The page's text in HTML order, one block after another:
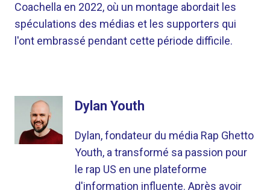
Coachella en 2022, où un montage abordait les
spéculations des médias et les supporters qui
l'ont embrassé pendant cette période difficile.
Dylan Youth
Dylan, fondateur du média Rap Ghetto
Youth, a transformé sa passion pour
le rap US en une plateforme
d'information influente. Après avoir